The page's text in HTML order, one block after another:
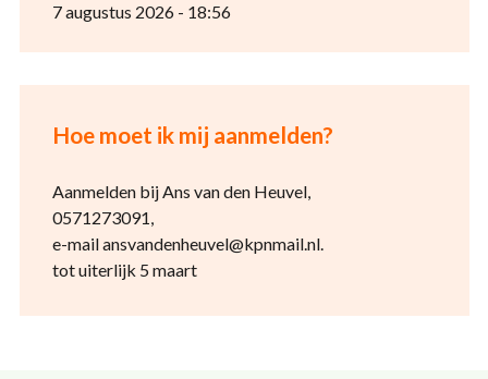
7 augustus 2026 - 18:56
Hoe moet ik mij aanmelden?
Aanmelden bij Ans van den Heuvel,
0571273091,
e-mail ansvandenheuvel@kpnmail.nl.
tot uiterlijk 5 maart